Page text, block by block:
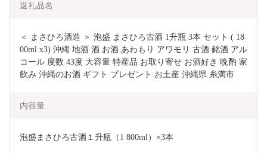
返礼品名
＜ まさひろ酒造 ＞ 泡盛 まさひろ古酒 1升瓶 3本 セット ( 18
00ml x3) 沖縄 地酒 酒 お酒 あわもり アワモリ 古酒 銘酒 アル
コール 度数 43度 大容量 特産品 お取り寄せ お酒好き 晩酌 家
飲み 沖縄のお酒 ギフト プレゼント お土産 沖縄県 糸満市
内容量
泡盛まさひろ古酒１升瓶（1 800ml）×3本